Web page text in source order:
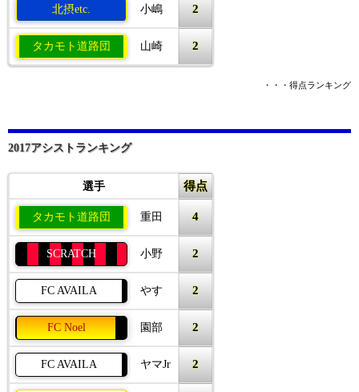
北摂etc. 小嶋 2
タカモト道路団 山崎 2
・・・得点ランキング
2017アシストランキング
選手 得点
タカモト道路団 重田 4
SCRATCH 小野 2
FC AVAILA やす 2
FC Noel 園部 2
FC AVAILA ヤマJr 2